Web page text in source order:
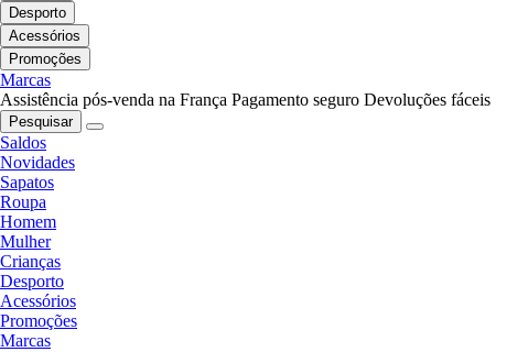
Desporto
Acessórios
Promoções
Marcas
Assistência pós-venda na França Pagamento seguro Devoluções fáceis
Pesquisar
Saldos
Novidades
Sapatos
Roupa
Homem
Mulher
Crianças
Desporto
Acessórios
Promoções
Marcas